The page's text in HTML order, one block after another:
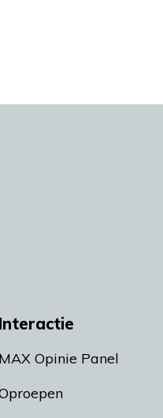
Interactie
MAX Opinie Panel